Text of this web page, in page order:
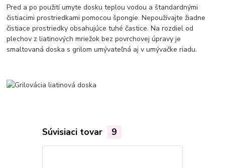
Pred a po použití umyte dosku teplou vodou a štandardnými
čistiacimi prostriedkami pomocou špongie. Nepoužívajte žiadne
čistiace prostriedky obsahujúce tuhé častice. Na rozdiel od
plechov z liatinových mriežok bez povrchovej úpravy je
smaltovaná doska s grilom umývateľná aj v umývačke riadu.
Súvisiaci tovar 9